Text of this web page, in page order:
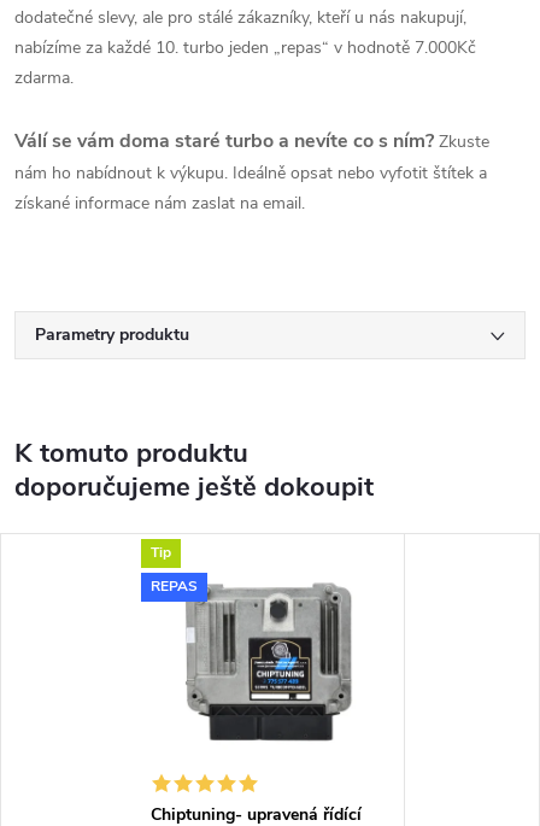
dodatečné slevy, ale pro stálé zákazníky, kteří u nás nakupují,
nabízíme za každé 10. turbo jeden „repas“ v hodnotě 7.000Kč
zdarma.
Válí se vám doma staré turbo a nevíte co s ním? Zkuste
nám ho nabídnout k výkupu. Ideálně opsat nebo vyfotit štítek a
získané informace nám zaslat na email.
Parametry produktu
K tomuto produktu
doporučujeme ještě dokoupit
Tip
REPAS
Chiptuning- upravená řídící